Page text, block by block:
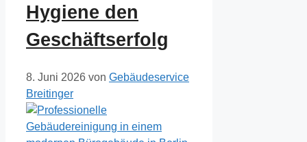
Hygiene den
Geschäftserfolg
8. Juni 2026 von Gebäudeservice
Breitinger